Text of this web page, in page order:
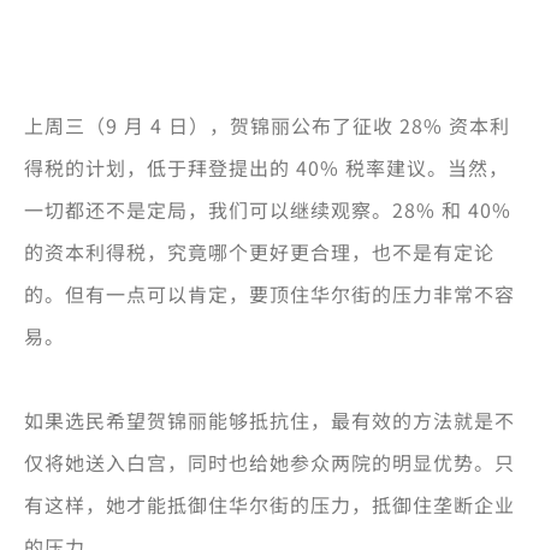
上周三（9 月 4 日），贺锦丽公布了征收 28% 资本利
得税的计划，低于拜登提出的 40% 税率建议。当然，
一切都还不是定局，我们可以继续观察。28% 和 40%
的资本利得税，究竟哪个更好更合理，也不是有定论
的。但有一点可以肯定，要顶住华尔街的压力非常不容
易。
如果选民希望贺锦丽能够抵抗住，最有效的方法就是不
仅将她送入白宫，同时也给她参众两院的明显优势。只
有这样，她才能抵御住华尔街的压力，抵御住垄断企业